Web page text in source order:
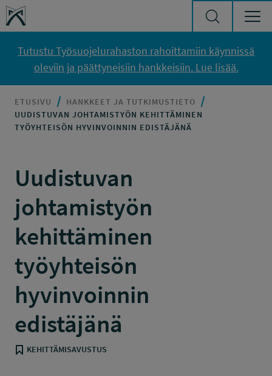
Siirry sisältöön
Työsuojelurahasto
Tutustu Työsuojelurahaston rahoittamiin käynnissä
oleviin ja päättyneisiin hankkeisiin. Lue lisää.
ETUSIVU
HANKKEET JA TUTKIMUSTIETO
UUDISTUVAN JOHTAMISTYÖN KEHITTÄMINEN
TYÖYHTEISÖN HYVINVOINNIN EDISTÄJÄNÄ
Uudistuvan
johtamistyön
kehittäminen
työyhteisön
hyvinvoinnin
edistäjänä
KEHITTÄMISAVUSTUS